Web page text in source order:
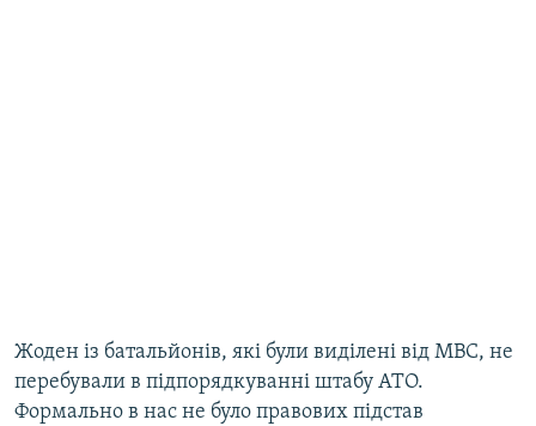
Жоден із батальйонів, які були виділені від МВС, не
перебували в підпорядкуванні штабу АТО.
Формально в нас не було правових підстав